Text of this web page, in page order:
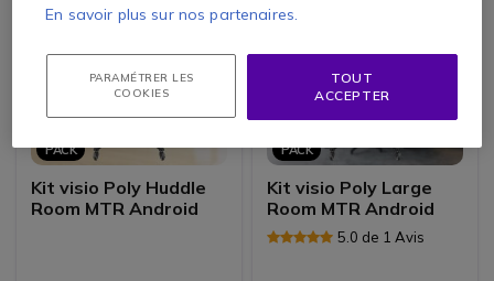
PACK
Kit visio Poly Huddle
Room MTR Android
PACK
Kit visio Poly Large
Room MTR Android
5.0 de 1 Avis
En savoir plus sur nos partenaires.
PARAMÉTRER LES
COOKIES
TOUT
ACCEPTER